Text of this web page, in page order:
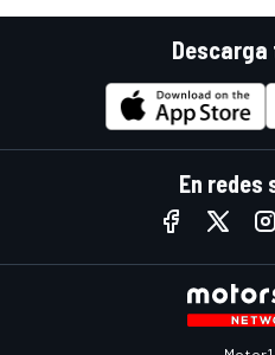
Descarga
En redes